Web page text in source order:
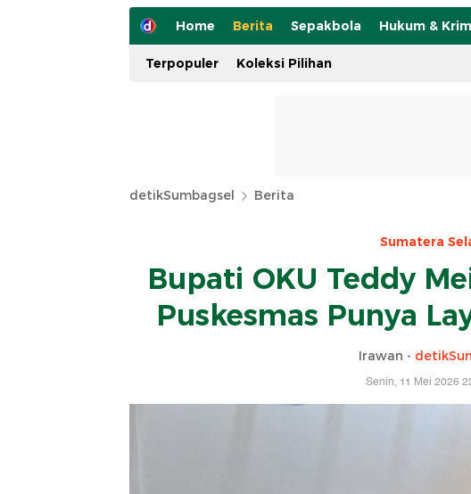
Home Berita Sepakbola Hukum &
Terpopuler Koleksi Pilihan
detikSumbagsel Berita
Sumatera
Bupati OKU Teddy
Puskesmas Punya
Irawan -
Senin, 11 Mei 2026